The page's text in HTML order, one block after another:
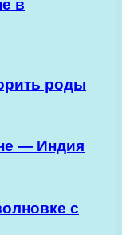
в
роды
— Индия
с